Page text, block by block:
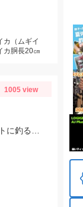
カ（ムギイ
カ胴長20㎝
1005 view